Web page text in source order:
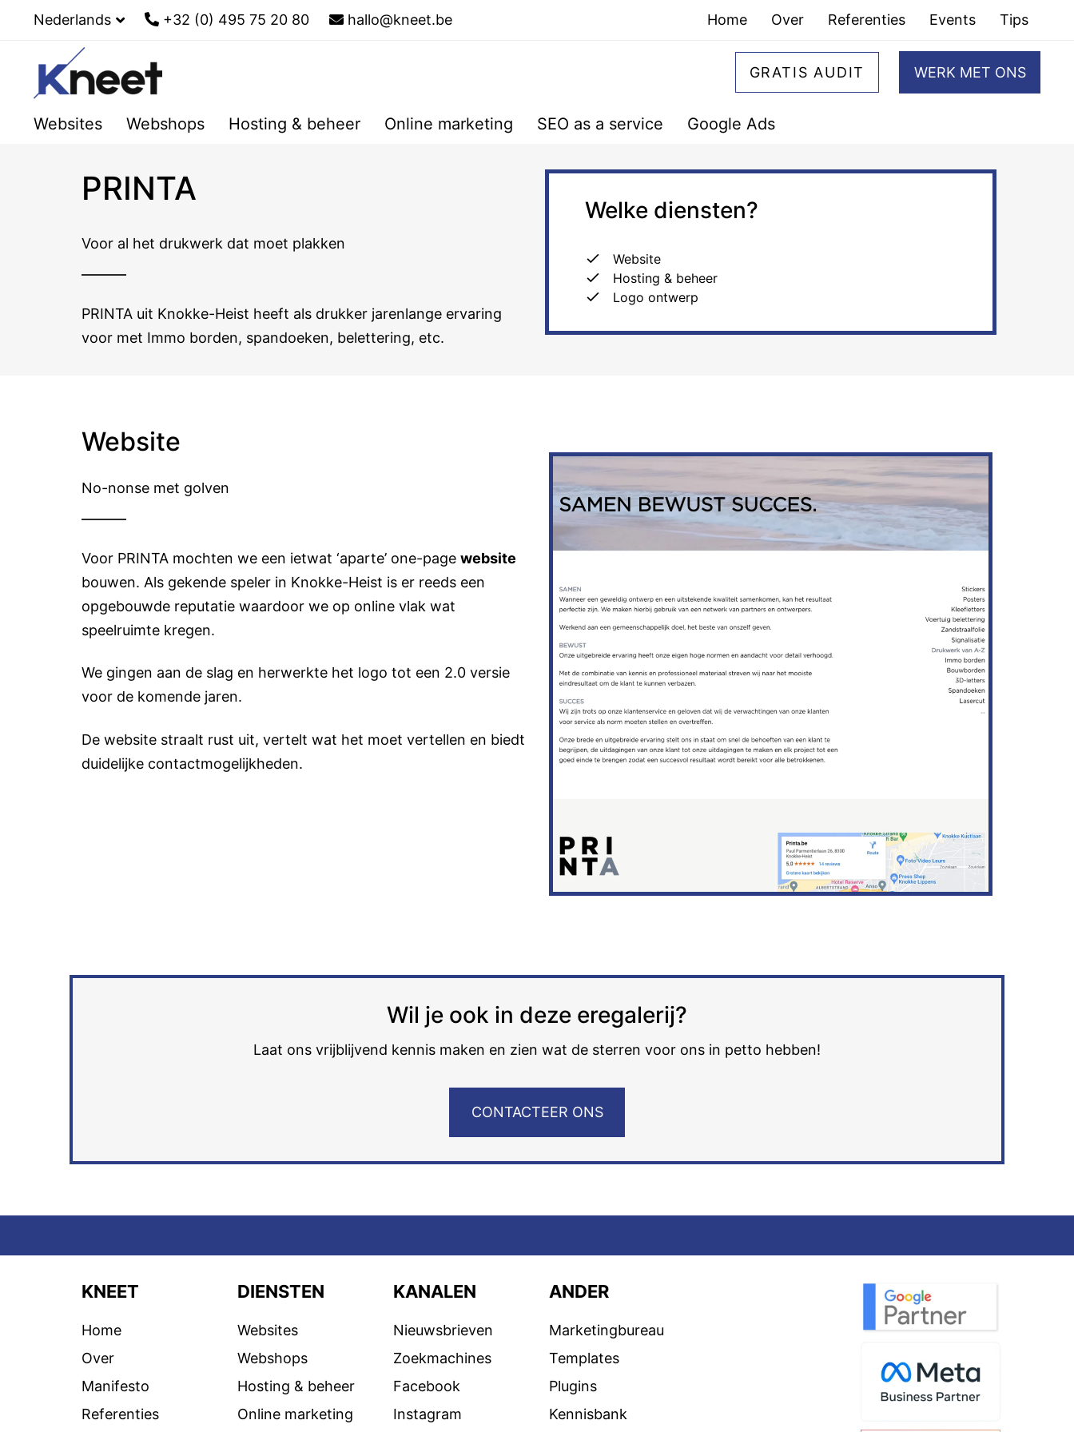
Nederlands +32 (0) 495 75 20 80 hallo@kneet.be Home Over Referenties Events Tips
GRATIS AUDIT WERK MET ONS
Websites Webshops Hosting & beheer Online marketing SEO as a service Google Ads
PRINTA
Voor al het drukwerk dat moet plakken
PRINTA uit Knokke-Heist heeft als drukker jarenlange ervaring
voor met Immo borden, spandoeken, belettering, etc.
Welke diensten?
Website
Hosting & beheer
Logo ontwerp
Website
No-nonse met golven
Voor PRINTA mochten we een ietwat ‘aparte’ one-page website
bouwen. Als gekende speler in Knokke-Heist is er reeds een
opgebouwde reputatie waardoor we op online vlak wat
speelruimte kregen.
We gingen aan de slag en herwerkte het logo tot een 2.0 versie
voor de komende jaren.
De website straalt rust uit, vertelt wat het moet vertellen en biedt
duidelijke contactmogelijkheden.
Wil je ook in deze eregalerij?
Laat ons vrijblijvend kennis maken en zien wat de sterren voor ons in petto hebben!
CONTACTEER ONS
KNEET
Home
Over
Manifesto
Referenties
DIENSTEN
Websites
Webshops
Hosting & beheer
Online marketing
KANALEN
Nieuwsbrieven
Zoekmachines
Facebook
Instagram
ANDER
Marketingbureau
Templates
Plugins
Kennisbank